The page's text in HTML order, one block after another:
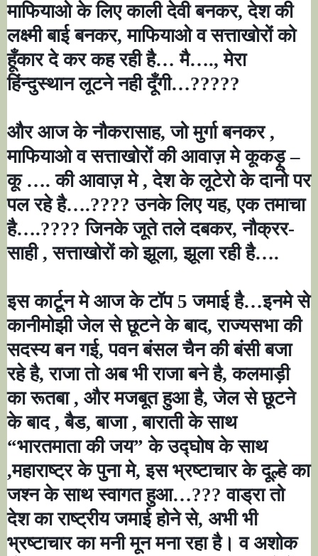
माफियाओ के लिए काली देवी बनकर,देश की
लक्ष्मी बाई बनकर,माफियाओ व सत्ताखोरों को
हूँकार दे कर कह रही है…मै….,मेरा
हिंन्दुस्थान लूटने नही दूँगी…?????
और आज के नौकरासाह,जो मुर्गा बनकर ,
माफियाओ व सत्ताखोरों की आवाज़ मे कूकड़ू–
कू ….की आवाज़ मे ,देश के लूटेरो के दानो पर
पल रहे है….????उनके लिए यह,एक तमाचा
है….????जिनके जूते तले दबकर,नौक्रर-
साही ,सत्ताखोरों को झूला,झूला रही है….
इस कार्टून मे आज के टॉप 5जमाई है…इनमे से
कानीमोझी जेल से छूटने के बाद,राज्यसभा की
सदस्य बन गई,पवन बंसल चैन की बंसी बजा
रहे है,राजा तो अब भी राजा बने है,कलमाड़ी
का रूतबा , और मजबूत हुआ है,जेल से छूटने
के बाद ,बैड,बाजा ,बाराती के साथ
“भारतमाता की जय”के उद्घोष के साथ
,महाराष्ट्र के पुना मे,इस भ्रष्टाचार के दूल्हे का
जश्न के साथ स्वागत हुआ…???वाड्रा तो
देश का राष्ट्रीय जमाई होने से, अभी भी
भ्रष्टाचार का मनी मून मना रहा है। व अशोक